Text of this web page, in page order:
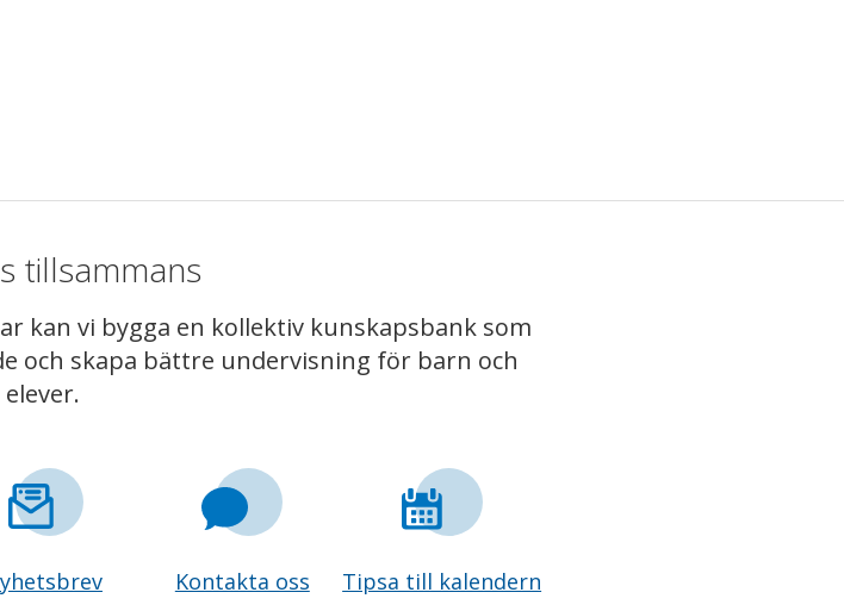
tillsammans
kan vi bygga en kollektiv kunskapsbank som
och skapa bättre undervisning för barn och
elever.
Kontakta oss Tipsa till kalendern